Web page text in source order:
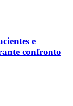
e
confronto